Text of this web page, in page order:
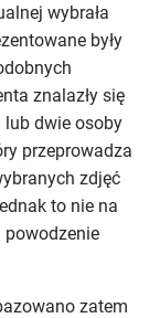
wybrała
były
znalazły się
dwie osoby
przeprowadza
zdjęć
to nie na
powodzenie
zatem